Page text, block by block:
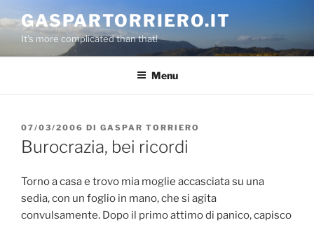
al
contenuto
GASPARTORRIERO.IT
It's more complicated than that!
Menu
PUBBLICATO
IL
07/03/2006 DI GASPAR TORRIERO
Burocrazia, bei ricordi
Torno a casa e trovo mia moglie accasciata su una
sedia, con un foglio in mano, che si agita
convulsamente. Dopo il primo attimo di panico, capisco